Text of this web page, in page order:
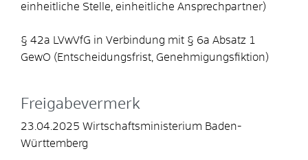
einheitliche Stelle, einheitliche Ansprechpartner)
§ 42a LVwVfG in Verbindung mit § 6a Absatz 1
GewO (Entscheidungsfrist, Genehmigungsfiktion)
Freigabevermerk
23.04.2025 Wirtschaftsministerium Baden-
Württemberg